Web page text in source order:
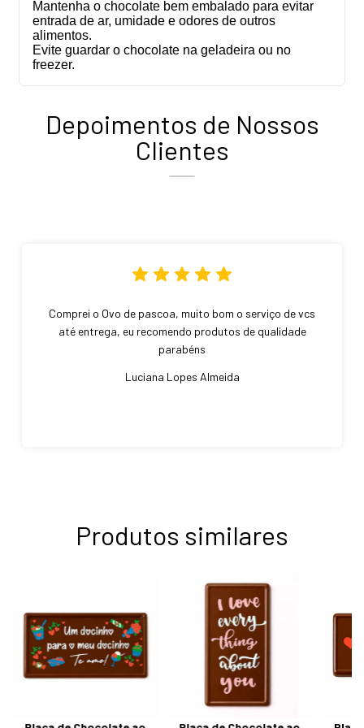
Mantenha o chocolate bem embalado para evitar
entrada de ar, umidade e odores de outros
alimentos.
Evite guardar o chocolate na geladeira ou no
freezer.
Depoimentos de Nossos
Clientes
Comprei o Ovo de pascoa, muito bom o serviço de vcs
até entrega, eu recomendo produtos de qualidade
parabéns
Luciana Lopes Almeida
Produtos similares